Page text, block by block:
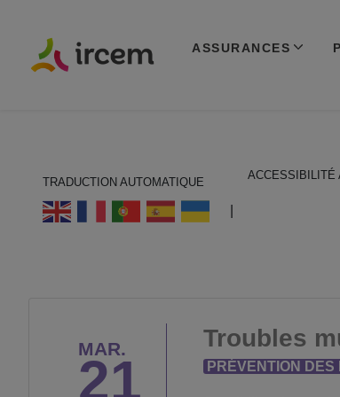
ASSURANCES
TRADUCTION AUTOMATIQUE
ACCESSIBILITÉ
MAR.
21
Troubles
PRÉVENTION DES